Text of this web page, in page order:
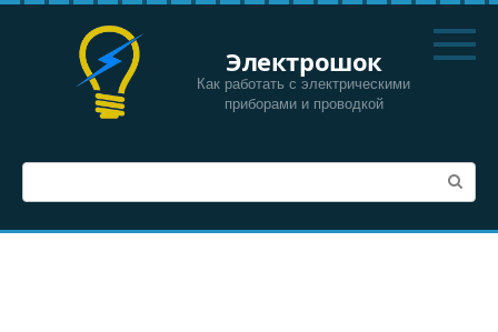
Перейти
Электрошок
Как работать с электрическими
приборами и проводкой
Поиск: